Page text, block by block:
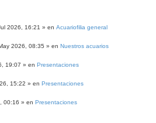
2026, 16:21 » en Acuariofilia general
2026, 08:35 » en Nuestros acuarios
19:07 » en Presentaciones
15:22 » en Presentaciones
00:16 » en Presentaciones